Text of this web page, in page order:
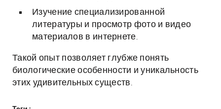
Изучение специализированной
литературы и просмотр фото и видео
материалов в интернете.
Такой опыт позволяет глубже понять
биологические особенности и уникальность
этих удивительных существ.